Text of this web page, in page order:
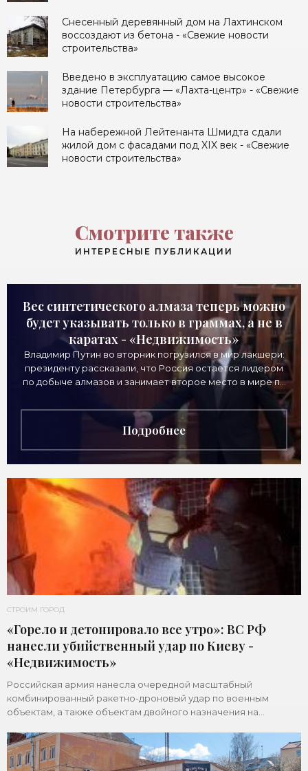
Снесенный деревянный дом на Лахтинском
воссоздают из бетона - «Свежие новости
строительства»
Введено в эксплуатацию самое высокое
здание Петербурга — «Лахта-центр» - «Свежие
новости строительства»
На набережной Лейтенанта Шмидта сдали
жилой дом с фасадами под XIX век - «Свежие
новости строительства»
Смотрите также
ИНТЕРЕСНЫЕ ПУБЛИКАЦИИ
Вес синтетического алмаза теперь можно
будет указывать только в граммах, а не в
каратах - «Недвижимость»
Владимир Путин во вторник погрузился в мир лакшери:
президенту рассказали, что Россия остается лидером
по добыче алмазов и занимает второе место в мире по
Подробнее
СТРОИМ ГОРОД
«Горело и детонировало все утро»: ВС РФ
нанесли убийственный удар по Киеву -
«Недвижимость»
Российская армия нанесла очередной масштабный
комбинированный ракетно-дроновый удар по военным
объектам, а также объектам двойного назначения на